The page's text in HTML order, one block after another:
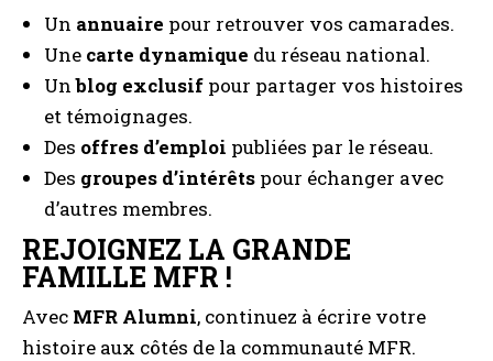
Un annuaire pour retrouver vos camarades.
Une carte dynamique du réseau national.
Unblog exclusif pour partager vos histoires
et témoignages.
Des offres d’emploi publiées par le réseau.
Des groupes d’intérêts pour échanger avec
d’autres membres.
REJOIGNEZ LA GRANDE
FAMILLE MFR !
Avec MFR Alumni, continuez à écrire votre
histoire aux côtés de la communauté MFR.